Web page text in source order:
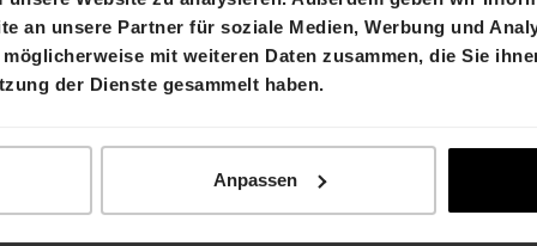
an unsere Partner für soziale Medien, Werbung und
mit weiteren Daten zusammen, die Sie
der Dienste gesammelt haben.
Anpassen
übernehmen rund 1'000 m2 auf unserem
das Angebot für die Quartierbewohner auf dem
ausgebaut. Das Areal befindet sich
in einem sehr gut an das öffentliche Verkehrsnetz